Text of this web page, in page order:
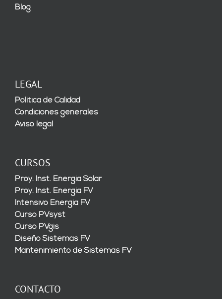
Blog
LEGAL
Política de Calidad
Condiciones generales
Aviso legal
CURSOS
Proy. Inst. Energía Solar
Proy. Inst. Energía FV
Intensivo Energía FV
Curso PVsyst
Curso PVgis
Diseño Sistemas FV
Mantenimiento de Sistemas FV
CONTACTO